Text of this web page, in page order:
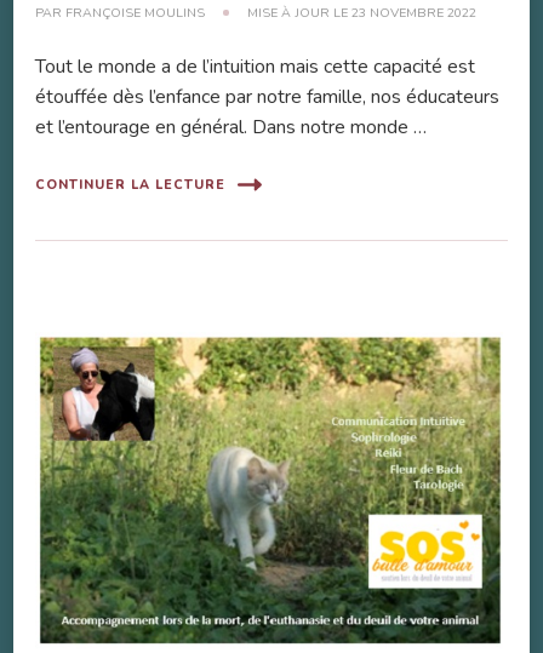
PAR FRANÇOISE MOULINS MISE À JOUR LE 23 NOVEMBRE 2022
Tout le monde a de l’intuition mais cette capacité est
étouffée dès l’enfance par notre famille, nos éducateurs
et l’entourage en général. Dans notre monde …
CONTINUER LA LECTURE